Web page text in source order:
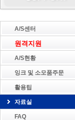
A/S센터
원격지원
A/S현황
잉크 및 소모품주문
활용팁
자료실
FAQ